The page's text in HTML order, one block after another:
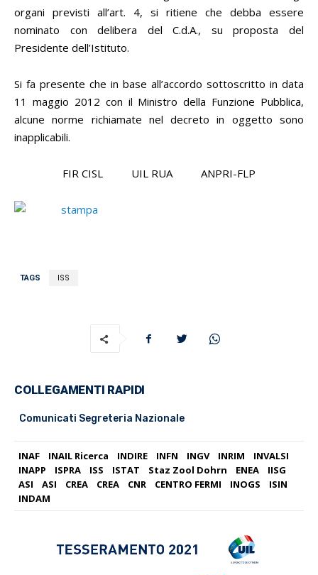
organi previsti all’art. 4, si ritiene che debba essere
nominato con delibera del C.d.A., su proposta del
Presidente dell’Istituto.
Si fa presente che in base all’accordo sottoscritto in data
11 maggio 2012 con il Ministro della Funzione Pubblica,
alcune norme richiamate nel decreto in oggetto sono
inapplicabili.
FIR CISL UIL RUA ANPRI-FLP
TAGS ISS
COLLEGAMENTI RAPIDI
Comunicati Segreteria Nazionale
INAF INAIL Ricerca INDIRE INFN INGV INRIM
INVALSI
INAPP
ISPRA ISS ISTAT Staz Zool Dohrn ENEA
IISG
ASI
ASI CREA CREA CNR CENTRO FERMI INOGS
ISIN
INDAM